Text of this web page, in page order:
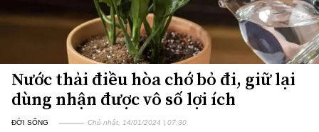
Nước thải điều hòa chớ bỏ đi, giữ lại
dùng nhận được vô số lợi ích
ĐỜI SỐNG Chủ nhật, 14/01/2024 | 07:30